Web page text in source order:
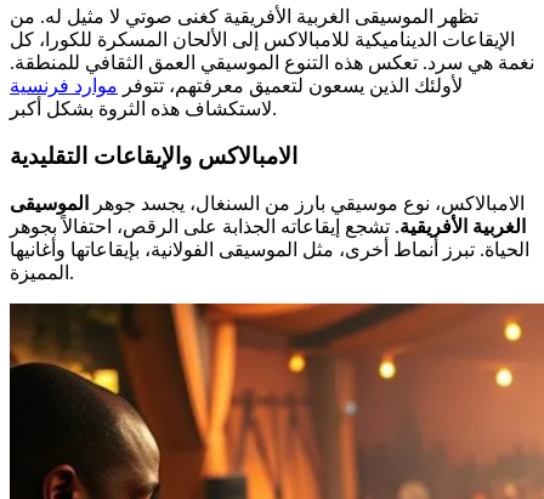
تظهر الموسيقى الغربية الأفريقية كغنى صوتي لا مثيل له. من
الإيقاعات الديناميكية للامبالاكس إلى الألحان المسكرة للكورا، كل
نغمة هي سرد. تعكس هذه التنوع الموسيقي العمق الثقافي للمنطقة.
لأولئك الذين يسعون لتعميق معرفتهم، تتوفر موارد فرنسية
لاستكشاف هذه الثروة بشكل أكبر.
الامبالاكس والإيقاعات التقليدية
الامبالاكس، نوع موسيقي بارز من السنغال، يجسد جوهر
الموسيقى
الغربية الأفريقية. تشجع إيقاعاته الجذابة على الرقص، احتفالاً بجوهر
الحياة. تبرز أنماط أخرى، مثل الموسيقى الفولانية، بإيقاعاتها وأغانيها
المميزة.